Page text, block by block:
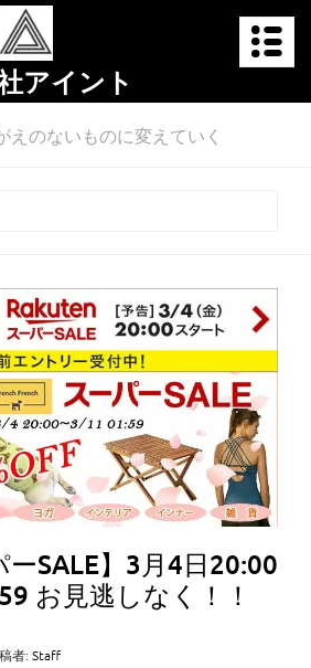
アイント
えのないものに変えていく
ーSALE】3月4日20:00
お見逃しなく！！
者: Staff